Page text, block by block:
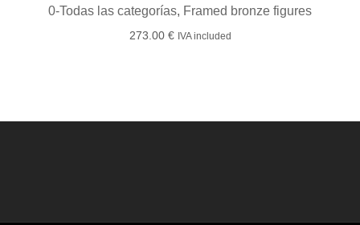
0-Todas las categorías, Framed bronze figures
273.00 € IVA included